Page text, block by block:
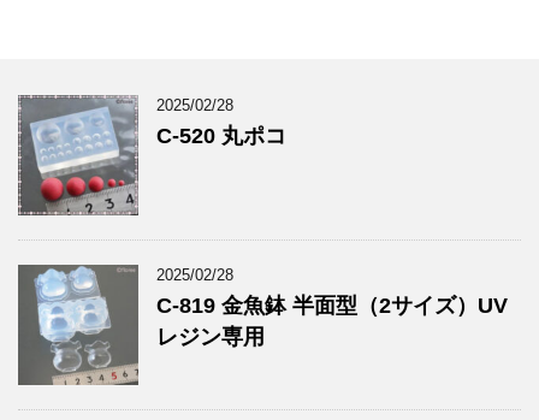
2025/02/28
C-520 丸ポコ
2025/02/28
C-819 金魚鉢 半面型（2サイズ）UV
レジン専用